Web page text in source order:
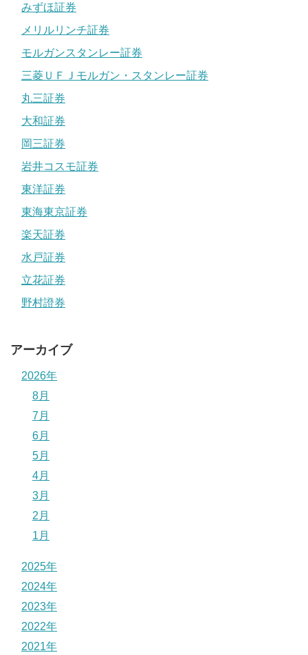
みずほ証券
メリルリンチ証券
モルガンスタンレー証券
三菱ＵＦＪモルガン・スタンレー証券
丸三証券
大和証券
岡三証券
岩井コスモ証券
東洋証券
東海東京証券
楽天証券
水戸証券
立花証券
野村證券
アーカイブ
2026年
8月
7月
6月
5月
4月
3月
2月
1月
2025年
2024年
2023年
2022年
2021年